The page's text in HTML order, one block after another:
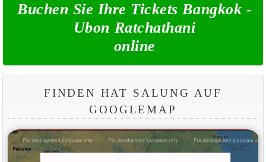
Buchen Sie Ihre Tickets Bangkok -
Ubon Ratchathani
online
FINDEN HAT SALUNG AUF
GOOGLEMAP